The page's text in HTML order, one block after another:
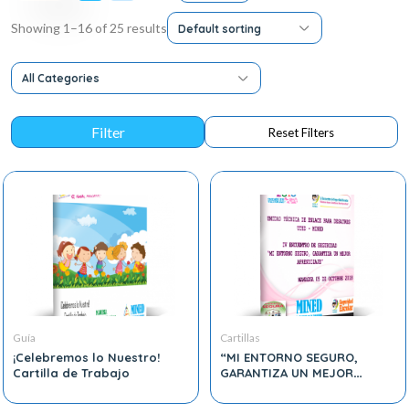
Showing 1–16 of 25 results Default sorting
All Categories
Guía
¡Celebremos lo Nuestro!
Cartilla de Trabajo
Cartillas
“MI ENTORNO SEGURO,
GARANTIZA UN MEJOR